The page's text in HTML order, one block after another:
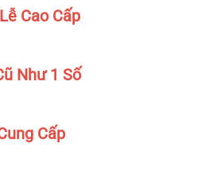
Cao Cấp
Như 1 Số
Cấp